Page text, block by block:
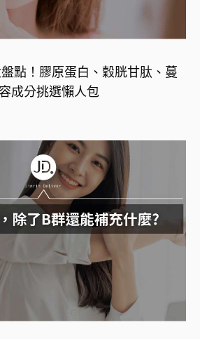
點！膠原蛋白、穀胱甘肽、蔓
成分挑選懶人包